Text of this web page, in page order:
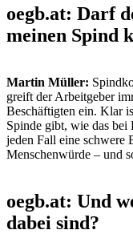
oegb.at: Darf
meinen Spind
Martin Müller:
greift der Arbeitgeber
Beschäftigten ein. Klar
Spinde gibt, wie das bei
jeden Fall eine schwere
Menschenwürde – und
oegb.at: Und
dabei sind?